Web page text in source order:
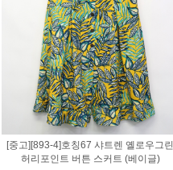
[중고][893-4]호칭67 샤트렌 옐로우그린
허리포인트 버튼 스커트 (베이글)